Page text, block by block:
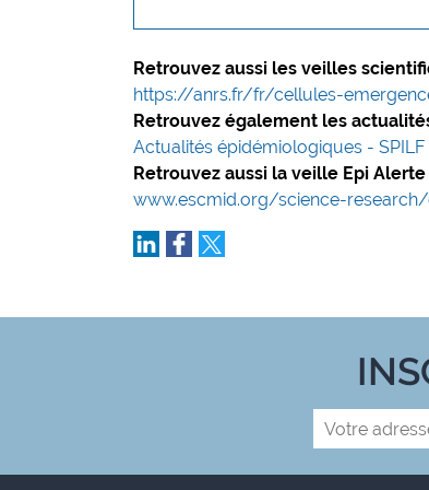
Retrouvez aussi les veilles
https://anrs.fr/fr/cellules-
Retrouvez également les
Actualités épidémiologiques -
Retrouvez aussi la veille Epi Alerte
www.escmid.org/science-